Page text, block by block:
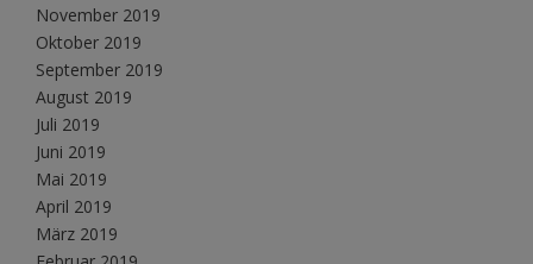
November 2019
Oktober 2019
September 2019
August 2019
Juli 2019
Juni 2019
Mai 2019
April 2019
März 2019